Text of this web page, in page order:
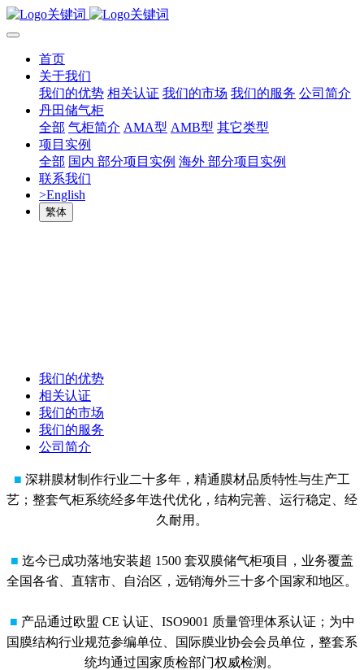
首页
关于我们
我们的优势 相关认证 我们的市场 我们的服务 公司简介
丹田储气柜
全部 气柜简介 AMA型 AMB型 其它类型
项目实例
全部 国内 部分项目实例 海外 部分项目实例
联系我们
>English
繁体
我们的优势
相关认证
我们的市场
我们的服务
公司简介
■ 深耕膜材制作行业二十多年，精通膜材品质特性与生产工
艺；整套气柜系统经多年迭代优化，结构完善、运行稳定、经
久耐用。
■ 迄今已成功落地安装超 1500 套双膜储气柜项目，业务覆盖
全国各省、直辖市、自治区，远销海外三十多个国家和地区。
■ 产品通过欧盟 CE 认证、ISO9001 质量管理体系认证；为中
国膜结构行业规范参编单位、国际膜业协会会员单位，整套系
统均通过国家质检部门权威检测。